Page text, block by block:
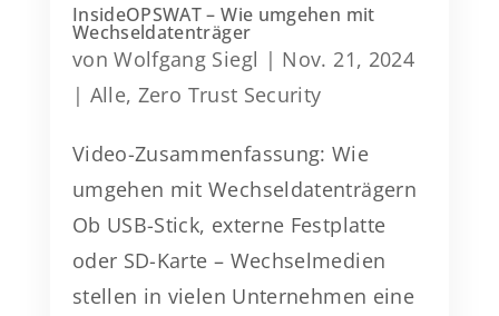
InsideOPSWAT – Wie umgehen mit
Wechseldatenträger
vonWolfgang Siegl | Nov. 21, 2024
| Alle, Zero Trust Security
Video-Zusammenfassung: Wie
umgehen mit Wechseldatenträgern
Ob USB-Stick, externe Festplatte
oder SD-Karte – Wechselmedien
stellen in vielen Unternehmen eine